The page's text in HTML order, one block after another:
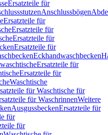
Ersatzteile für
Anschlussbögen
Ersatzteile für
Ersatzteile für
Ersatzteile für
Ersatzteile für
Eckhandwaschbecken
Ersatzteile für
Ersatzteile für
Waschtische
für Waschtische für
für WaschrinnenWeitere
AusgussbeckenErsatzteile für
für
für